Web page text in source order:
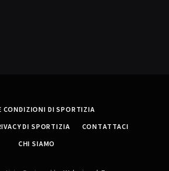
CONDIZIONI DI SPORTIZIA
DI SPORTIZIA
CONTATTACI
CHI SIAMO